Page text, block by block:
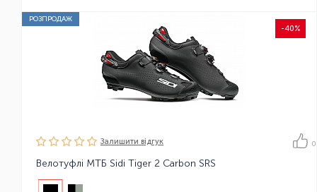
РОЗПРОДАЖ
-40%
Залишити вiдгук 0
Велотуфлі МТБ Sidi Tiger 2 Carbon SRS